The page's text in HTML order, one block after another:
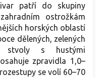
patří do skupiny
ostrožkám
horských oblastí
dělených, zelených
stvoly s hustými
zpravidla 1,0–
se volí 60–70